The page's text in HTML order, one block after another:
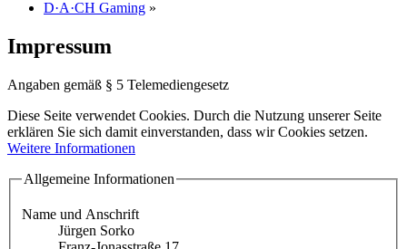
D·A·CH Gaming »
Impressum
Angaben gemäß § 5 Telemediengesetz
Diese Seite verwendet Cookies. Durch die Nutzung unserer Seite
erklären Sie sich damit einverstanden, dass wir Cookies setzen.
Weitere Informationen
Allgemeine Informationen
Name und Anschrift
Jürgen Sorko